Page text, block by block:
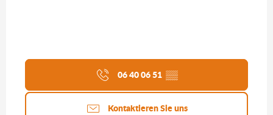
06 40 06 51 ▒▒
Kontaktieren Sie uns